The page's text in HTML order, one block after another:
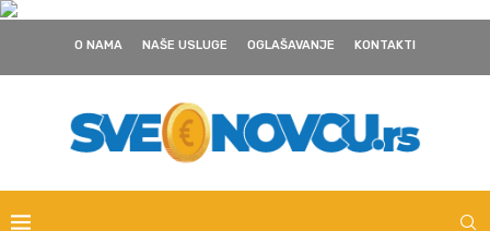
O NAMA NAŠE USLUGE OGLAŠAVANJE KONTAKTI